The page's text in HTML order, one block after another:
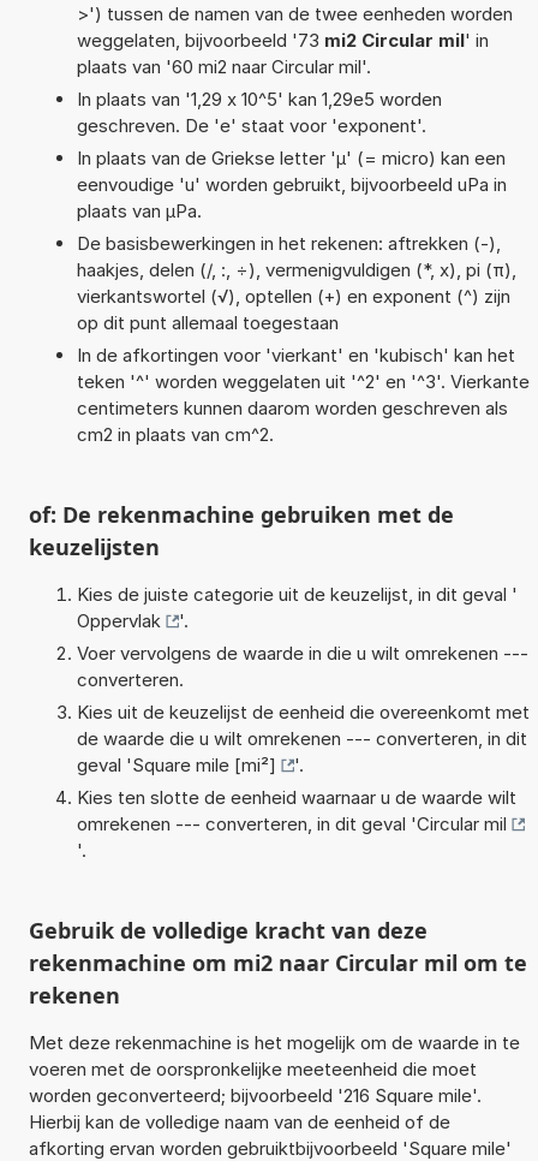
>') tussen de namen van de twee eenheden worden
weggelaten, bijvoorbeeld '73 mi2 Circular mil' in
plaats van '60 mi2 naar Circular mil'.
In plaats van '1,29 x 10^5' kan 1,29e5 worden
geschreven. De 'e' staat voor 'exponent'.
In plaats van de Griekse letter 'µ' (= micro) kan een
eenvoudige 'u' worden gebruikt, bijvoorbeeld uPa in
plaats van µPa.
De basisbewerkingen in het rekenen: aftrekken (-),
haakjes, delen (/, :, ÷), vermenigvuldigen (*, x), pi (π),
vierkantswortel (√), optellen (+) en exponent (^) zijn
op dit punt allemaal toegestaan
In de afkortingen voor 'vierkant' en 'kubisch' kan het
teken '^' worden weggelaten uit '^2' en '^3'. Vierkante
centimeters kunnen daarom worden geschreven als
cm2 in plaats van cm^2.
of: De rekenmachine gebruiken met de
keuzelijsten
Kies de juiste categorie uit de keuzelijst, in dit geval '
Oppervlak
'.
Voer vervolgens de waarde in die u wilt omrekenen ---
converteren.
Kies uit de keuzelijst de eenheid die overeenkomt met
de waarde die u wilt omrekenen --- converteren, in dit
geval 'Square mile [mi²]
'.
Kies ten slotte de eenheid waarnaar u de waarde wilt
omrekenen --- converteren, in dit geval 'Circular mil
'.
Gebruik de volledige kracht van deze
rekenmachine om mi2 naar Circular mil om te
rekenen
Met deze rekenmachine is het mogelijk om de waarde in te
voeren met de oorspronkelijke meeteenheid die moet
worden geconverteerd; bijvoorbeeld '216 Square mile'.
Hierbij kan de volledige naam van de eenheid of de
afkorting ervan worden gebruiktbijvoorbeeld 'Square mile'